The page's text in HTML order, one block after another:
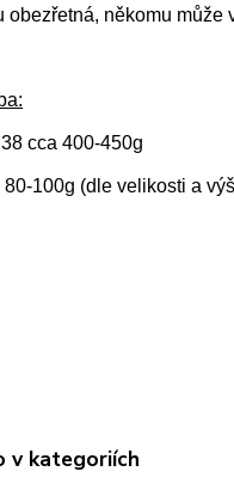
obezřetná, někomu může
cca 400-450g
100g (dle velikosti a
v kategoriích